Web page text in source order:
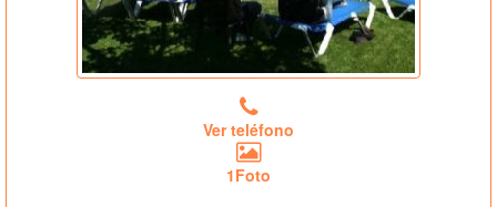
Ver teléfono
1Foto